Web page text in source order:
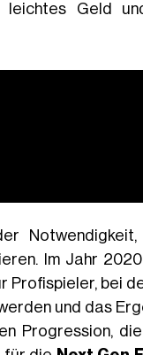
leichtes Geld
Im Jahr
Profispieler, bei
und das
Progression,